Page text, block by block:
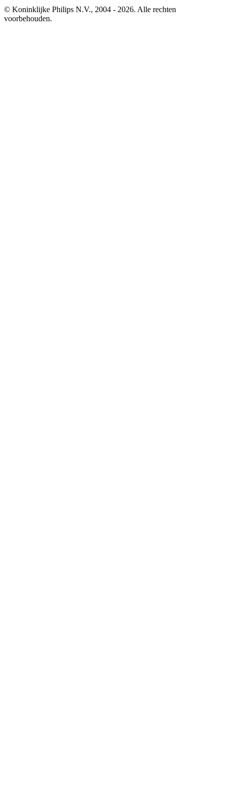
© Koninklijke Philips N.V., 2004 - 2026. Alle rechten
voorbehouden.